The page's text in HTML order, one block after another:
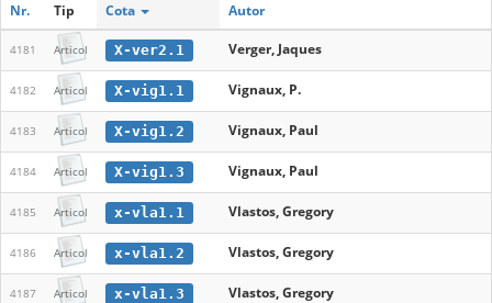
Nr. Tip Cota Autor
4181 Articol X-ver2.1 Verger, Jaques
4182 Articol X-vig1.1 Vignaux, P.
4183 Articol X-vig1.2 Vignaux, Paul
4184 Articol X-vig1.3 Vignaux, Paul
4185 Articol x-vla1.1 Vlastos, Gregory
4186 Articol x-vla1.2 Vlastos, Gregory
4187 Articol x-vla1.3 Vlastos, Gregory